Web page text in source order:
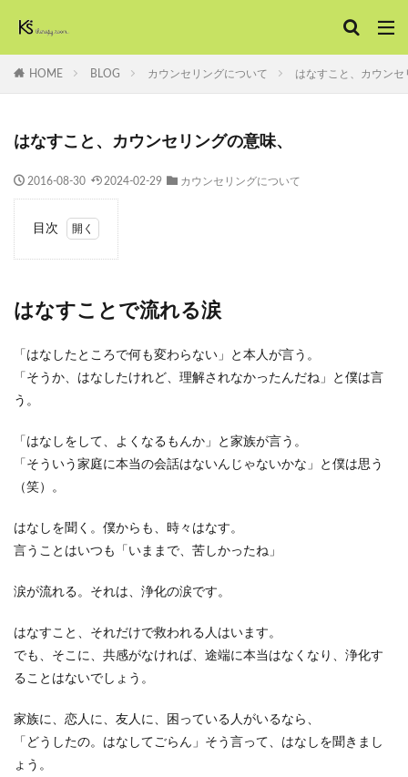
HOME BLOG カウンセリングについて はなすこと、カウンセ
はなすこと、カウンセリングの意味、
2016-08-30 2024-02-29 カウンセリングについて
目次
とで
流れ
話す
こと
の浄
化の
ープ
4
2020
年追
4.1
「カウ
はなすことで流れる涙
「はなしたところで何も変わらない」と本人が言う。
「そうか、はなしたけれど、理解されなかったんだね」と僕は言
う。
「はなしをして、よくなるもんか」と家族が言う。
「そういう家庭に本当の会話はないんじゃないかな」と僕は思う
（笑）。
はなしを聞く。僕からも、時々はなす。
言うことはいつも「いままで、苦しかったね」
涙が流れる。それは、浄化の涙です。
はなすこと、それだけで救われる人はいます。
でも、そこに、共感がなければ、途端に本当はなくなり、浄化す
ることはないでしょう。
家族に、恋人に、友人に、困っている人がいるなら、
「どうしたの。はなしてごらん」そう言って、はなしを聞きまし
ょう。